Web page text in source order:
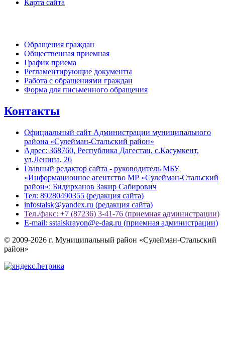
Карта сайта
Обращения граждан
Общественная приемная
График приема
Регламентирующие документы
Работа с обращениями граждан
Форма для письменного обращения
Контакты
Официальный сайт Администрации муниципального
района «Сулейман-Стальский район»
Адрес: 368760, Республика Дагестан, с.Касумкент,
ул.Ленина, 26
Главный редактор сайта - руководитель МБУ
«Информационное агентство МР «Сулейман-Стальский
район»: Бидирханов Закир Сабирович
Тел: 89280490355 (редакция сайта)
infostalsk@yandex.ru (редакция сайта)
Тел./факс: +7 (87236) 3-41-76 (приемная администрации)
E-mail: sstalskrayon@e-dag.ru (приемная администрации)
© 2009-2026 г. Муниципальный район «Сулейман-Стальский
район»